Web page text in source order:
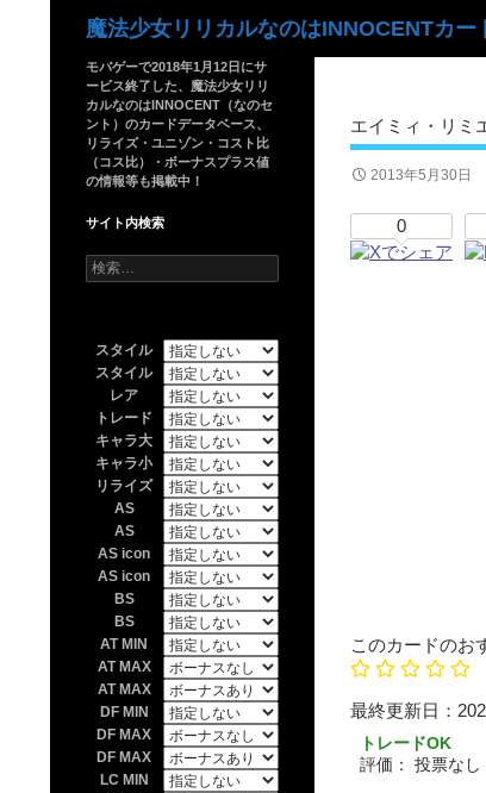
魔法少女リリカルなのはINNOCENTカー
エイミィ・リミ
2013年5月30日
0
このカードのお
最終更新
トレードOK
評価：
投票な
モバゲーで2018年1月12日にサ
ービス終了した、魔法少女リリ
カルなのはINNOCENT（なのセ
ント）のカードデータベース、
リライズ・ユニゾン・コスト比
（コス比）・ボーナスプラス値
の情報等も掲載中！
サイト内検索
検
索:
スタイル
スタイル
レア
トレード
キャラ大
キャラ小
リライズ
AS
AS
AS icon
AS icon
BS
BS
AT MIN
AT MAX
AT MAX
DF MIN
DF MAX
DF MAX
LC MIN